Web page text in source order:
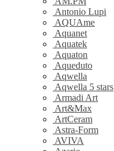
Antonio Lupi
AQUAme
Aquanet
Aquatek
Aquaton
Aqueduto
Aqwella
Aqwella 5 stars
Armadi Art
Art&Max
ArtCeram
Astra-Form
AVIVA